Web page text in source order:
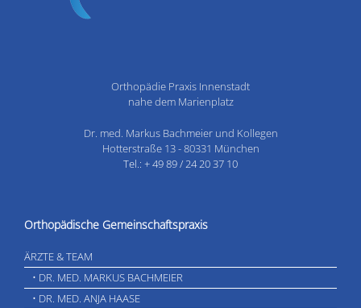
Orthopädie Praxis Innenstadt
nahe dem Marienplatz
Dr. med. Markus Bachmeier und Kollegen
Hotterstraße 13 - 80331 München
Tel.: + 49 89 / 24 20 37 10
Orthopädische Gemeinschaftspraxis
ÄRZTE & TEAM
• DR. MED. MARKUS BACHMEIER
• DR. MED. ANJA HAASE